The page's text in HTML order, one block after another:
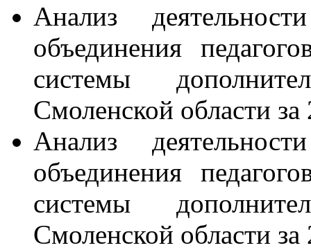
Анализ
объединения
системы
Смоленской области
Анализ
объединения
системы
Смоленской области